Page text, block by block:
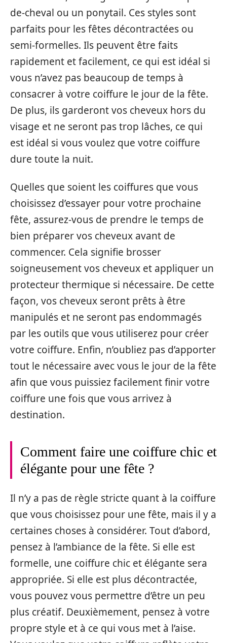
de-cheval ou un ponytail. Ces styles sont
parfaits pour les fêtes décontractées ou
semi-formelles. Ils peuvent être faits
rapidement et facilement, ce qui est idéal si
vous n’avez pas beaucoup de temps à
consacrer à votre coiffure le jour de la fête.
De plus, ils garderont vos cheveux hors du
visage et ne seront pas trop lâches, ce qui
est idéal si vous voulez que votre coiffure
dure toute la nuit.
Quelles que soient les coiffures que vous
choisissez d’essayer pour votre prochaine
fête, assurez-vous de prendre le temps de
bien préparer vos cheveux avant de
commencer. Cela signifie brosser
soigneusement vos cheveux et appliquer un
protecteur thermique si nécessaire. De cette
façon, vos cheveux seront prêts à être
manipulés et ne seront pas endommagés
par les outils que vous utiliserez pour créer
votre coiffure. Enfin, n’oubliez pas d’apporter
tout le nécessaire avec vous le jour de la fête
afin que vous puissiez facilement finir votre
coiffure une fois que vous arrivez à
destination.
Comment faire une coiffure chic et
élégante pour une fête ?
Il n’y a pas de règle stricte quant à la coiffure
que vous choisissez pour une fête, mais il y a
certaines choses à considérer. Tout d’abord,
pensez à l’ambiance de la fête. Si elle est
formelle, une coiffure chic et élégante sera
appropriée. Si elle est plus décontractée,
vous pouvez vous permettre d’être un peu
plus créatif. Deuxièmement, pensez à votre
propre style et à ce qui vous met à l’aise.